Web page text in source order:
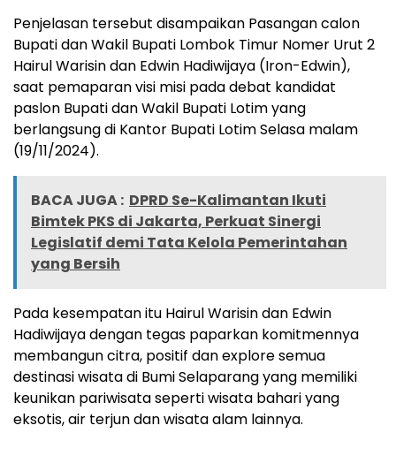
Penjelasan tersebut disampaikan Pasangan calon
Bupati dan Wakil Bupati Lombok Timur Nomer Urut 2
Hairul Warisin dan Edwin Hadiwijaya (Iron-Edwin),
saat pemaparan visi misi pada debat kandidat
paslon Bupati dan Wakil Bupati Lotim yang
berlangsung di Kantor Bupati Lotim Selasa malam
(19/11/2024).
BACA JUGA : DPRD Se-Kalimantan Ikuti
Bimtek PKS di Jakarta, Perkuat Sinergi
Legislatif demi Tata Kelola Pemerintahan
yang Bersih
Pada kesempatan itu Hairul Warisin dan Edwin
Hadiwijaya dengan tegas paparkan komitmennya
membangun citra, positif dan explore semua
destinasi wisata di Bumi Selaparang yang memiliki
keunikan pariwisata seperti wisata bahari yang
eksotis, air terjun dan wisata alam lainnya.